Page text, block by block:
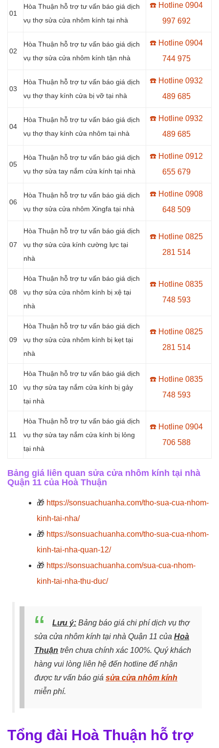
01
Hòa Thuận hỗ trợ tư vấn báo giá dịch
vụ thợ sửa cửa nhôm kính tại nhà
☎️ Hotline 0904
997 692
02
Hòa Thuận hỗ trợ tư vấn báo giá dịch
vụ thợ sửa cửa nhôm kính tận nhà
☎️ Hotline 0904
744 975
03
Hòa Thuận hỗ trợ tư vấn báo giá dịch
vụ thợ thay kính cửa bị vỡ tại nhà
☎️ Hotline 0932
489 685
04
Hòa Thuận hỗ trợ tư vấn báo giá dịch
vụ thợ thay kính cửa nhôm tại nhà
☎️ Hotline 0932
489 685
05
Hòa Thuận hỗ trợ tư vấn báo giá dịch
vụ thợ sửa tay nắm cửa kính tại nhà
☎️ Hotline 0912
655 679
06
Hòa Thuận hỗ trợ tư vấn báo giá dịch
vụ thợ sửa cửa nhôm Xingfa tại nhà
☎️ Hotline 0908
648 509
07
Hòa Thuận hỗ trợ tư vấn báo giá dịch
vụ thợ sửa cửa kính cường lực tại
nhà
☎️ Hotline 0825
281 514
08
Hòa Thuận hỗ trợ tư vấn báo giá dịch
vụ thợ sửa cửa nhôm kính bị xệ tại
nhà
☎️ Hotline 0835
748 593
09
Hòa Thuận hỗ trợ tư vấn báo giá dịch
vụ thợ sửa cửa nhôm kính bị kẹt tại
nhà
☎️ Hotline 0825
281 514
10
Hòa Thuận hỗ trợ tư vấn báo giá dịch
vụ thợ sửa tay nắm cửa kính bị gảy
tại nhà
☎️ Hotline 0835
748 593
11
Hòa Thuận hỗ trợ tư vấn báo giá dịch
vụ thợ sửa tay nắm cửa kính bị lỏng
tại nhà
☎️ Hotline 0904
706 588
Bảng giá liên quan sửa cửa nhôm kính tại nhà
Quận 11 của Hoà Thuận
🎁 https://sonsuachuanha.com/tho-sua-cua-nhom-
kinh-tai-nha/
🎁 https://sonsuachuanha.com/tho-sua-cua-nhom-
kinh-tai-nha-quan-12/
🎁 https://sonsuachuanha.com/sua-cua-nhom-
kinh-tai-nha-thu-duc/
Lưu ý: Bảng báo giá chi phí dịch vụ thợ
sửa cửa nhôm kính tại nhà Quận 11 của Hoà
Thuận trên chưa chính xác 100%. Quý khách
hàng vui lòng liên hệ đến hotline để nhận
được tư vấn báo giá sửa cửa nhôm kính
miễn phí.
Tổng đài Hoà Thuận hỗ trợ